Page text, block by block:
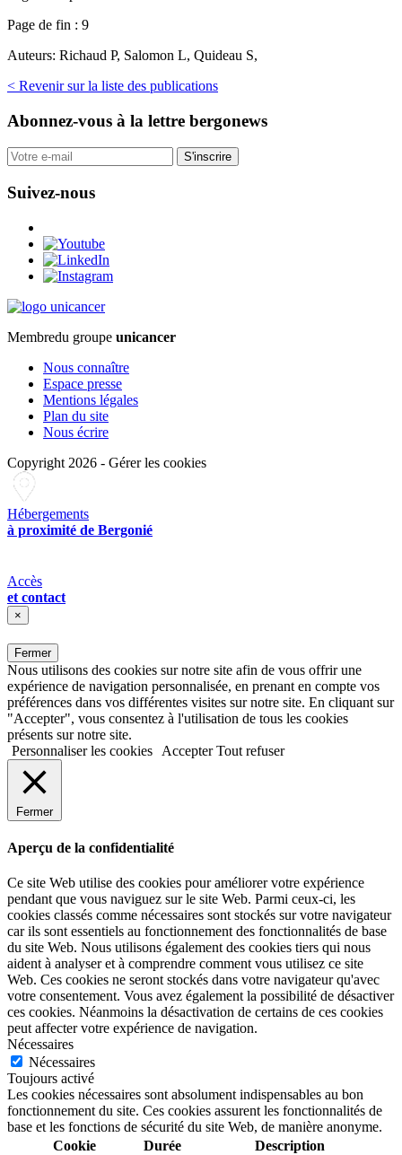
Page de fin : 9
Auteurs: Richaud P, Salomon L, Quideau S,
< Revenir sur la liste des publications
Abonnez-vous à la lettre bergonews
S'inscrire
Suivez-nous
Membredu groupe unicancer
Nous connaître
Espace presse
Mentions légales
Plan du site
Nous écrire
Copyright 2026 - Gérer les cookies
Hébergements
à proximité de Bergonié
Accès
et contact
×
Fermer
Nous utilisons des cookies sur notre site afin de vous offrir une
expérience de navigation personnalisée, en prenant en compte vos
préférences dans vos différentes visites sur notre site. En cliquant sur
"Accepter", vous consentez à l'utilisation de tous les cookies
présents sur notre site.
Personnaliser les cookies
Accepter Tout refuser
Fermer
Aperçu de la confidentialité
Ce site Web utilise des cookies pour améliorer votre expérience
pendant que vous naviguez sur le site Web. Parmi ceux-ci, les
cookies classés comme nécessaires sont stockés sur votre navigateur
car ils sont essentiels au fonctionnement des fonctionnalités de base
du site Web. Nous utilisons également des cookies tiers qui nous
aident à analyser et à comprendre comment vous utilisez ce site
Web. Ces cookies ne seront stockés dans votre navigateur qu'avec
votre consentement. Vous avez également la possibilité de désactiver
ces cookies. Néanmoins la désactivation de certains de ces cookies
peut affecter votre expérience de navigation.
Nécessaires
Nécessaires
Toujours activé
Les cookies nécessaires sont absolument indispensables au bon
fonctionnement du site. Ces cookies assurent les fonctionnalités de
base et les fonctions de sécurité du site Web, de manière anonyme.
Cookie
Durée Description